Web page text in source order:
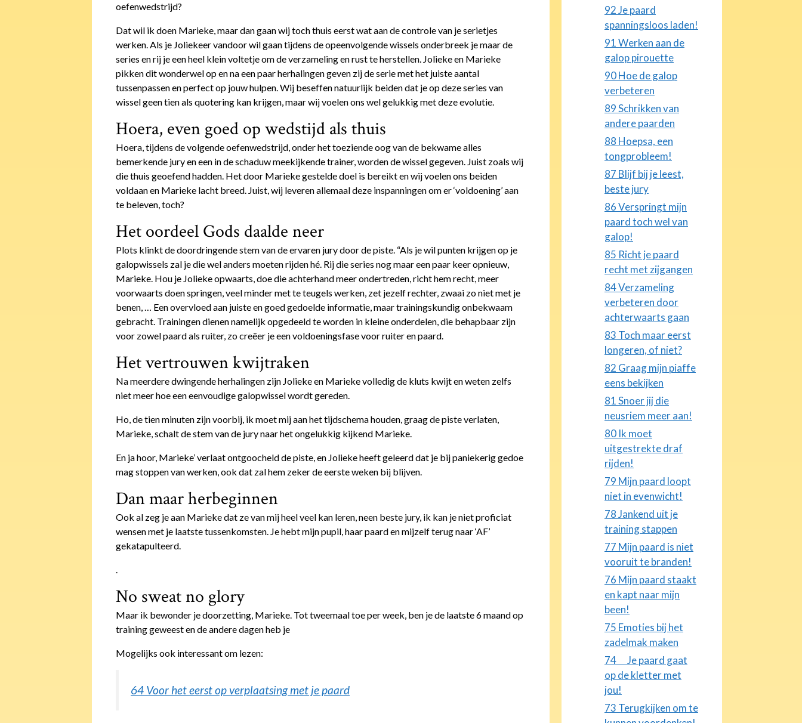
oefenwedstrijd?
Dat wil ik doen Marieke, maar dan gaan wij toch thuis eerst wat aan de controle van je serietjes
werken. Als je Joliekeer vandoor wil gaan tijdens de opeenvolgende wissels onderbreek je maar de
series en rij je een heel klein voltetje om de verzameling en rust te herstellen. Jolieke en Marieke
pikken dit wonderwel op en na een paar herhalingen geven zij de serie met het juiste aantal
tussenpassen en perfect op jouw hulpen. Wij beseffen natuurlijk beiden dat je op deze series van
wissel geen tien als quotering kan krijgen, maar wij voelen ons wel gelukkig met deze evolutie.
Hoera, even goed op wedstijd als thuis
Hoera, tijdens de volgende oefenwedstrijd, onder het toeziende oog van de bekwame alles
bemerkende jury en een in de schaduw meekijkende trainer, worden de wissel gegeven. Juist zoals wij
die thuis geoefend hadden. Het door Marieke gestelde doel is bereikt en wij voelen ons beiden
voldaan en Marieke lacht breed. Juist, wij leveren allemaal deze inspanningen om er ‘voldoening’ aan
te beleven, toch?
Het oordeel Gods daalde neer
Plots klinkt de doordringende stem van de ervaren jury door de piste. “Als je wil punten krijgen op je
galopwissels zal je die wel anders moeten rijden hé. Rij die series nog maar een paar keer opnieuw,
Marieke. Hou je Jolieke opwaarts, doe die achterhand meer ondertreden, richt hem recht, meer
voorwaarts doen springen, veel minder met te teugels werken, zet jezelf rechter, zwaai zo niet met je
benen, … Een overvloed aan juiste en goed gedoelde informatie, maar trainingskundig onbekwaam
gebracht. Trainingen dienen namelijk opgedeeld te worden in kleine onderdelen, die behapbaar zijn
voor zowel paard als ruiter, zo creëer je een voldoeningsfase voor ruiter en paard.
Het vertrouwen kwijtraken
Na meerdere dwingende herhalingen zijn Jolieke en Marieke volledig de kluts kwijt en weten zelfs
niet meer hoe een eenvoudige galopwissel wordt gereden.
Ho, de tien minuten zijn voorbij, ik moet mij aan het tijdschema houden, graag de piste verlaten,
Marieke, schalt de stem van de jury naar het ongelukkig kijkend Marieke.
En ja hoor, Marieke’ verlaat ontgoocheld de piste, en Jolieke heeft geleerd dat je bij paniekerig gedoe
mag stoppen van werken, ook dat zal hem zeker de eerste weken bij blijven.
Dan maar herbeginnen
Ook al zeg je aan Marieke dat ze van mij heel veel kan leren, neen beste jury, ik kan je niet proficiat
wensen met je laatste tussenkomsten. Je hebt mijn pupil, haar paard en mijzelf terug naar ‘AF’
gekatapulteerd.
.
No sweat no glory
Maar ik bewonder je doorzetting, Marieke. Tot tweemaal toe per week, ben je de laatste 6 maand op
training geweest en de andere dagen heb je
Mogelijks ook interessant om lezen:
64 Voor het eerst op verplaatsing met je paard
92 Je paard
spanningsloos laden!
91 Werken aan de
galop pirouette
90 Hoe de galop
verbeteren
89 Schrikken van
andere paarden
88 Hoepsa, een
tongprobleem!
87 Blijf bij je leest,
beste jury
86 Verspringt mijn
paard toch wel van
galop!
85 Richt je paard
recht met zijgangen
84 Verzameling
verbeteren door
achterwaarts gaan
83 Toch maar eerst
longeren, of niet?
82 Graag mijn piaffe
eens bekijken
81 Snoer jij die
neusriem meer aan!
80 Ik moet
uitgestrekte draf
rijden!
79 Mijn paard loopt
niet in evenwicht!
78 Jankend uit je
training stappen
77 Mijn paard is niet
vooruit te branden!
76 Mijn paard staakt
en kapt naar mijn
been!
75 Emoties bij het
zadelmak maken
74 Je paard gaat
op de kletter met
jou!
73 Terugkijken om te